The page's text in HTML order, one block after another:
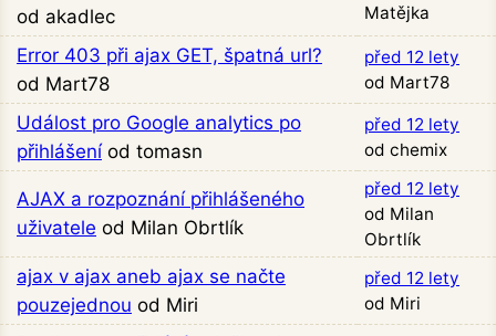
od akadlec
Matějka
Error 403 při ajax GET, špatná url?
od Mart78
před 12 lety
od Mart78
Událost pro Google analytics po
přihlášení od tomasn
před 12 lety
od chemix
AJAX a rozpoznání přihlášeného
uživatele od Milan Obrtlík
před 12 lety
od Milan
Obrtlík
ajax v ajax aneb ajax se načte
pouzejednou od Miri
před 12 lety
od Miri